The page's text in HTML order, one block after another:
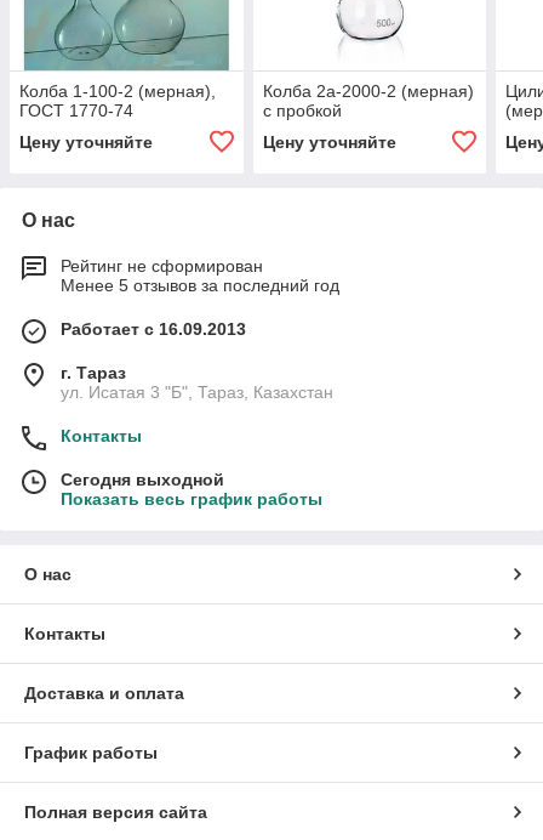
Колба 1-100-2 (мерная),
ГОСТ 1770-74
Цену уточняйте
Колба 2а-2000-2 (мерная)
с пробкой
Цену уточняйте
О нас
Рейтинг не сформирован
Менее 5 отзывов за последний год
Работает с 16.09.2013
г. Тараз
ул. Исатая 3 "Б", Тараз, Казахстан
Контакты
Сегодня выходной
Показать весь график работы
О нас
Контакты
Доставка и оплата
График работы
Полная версия сайта